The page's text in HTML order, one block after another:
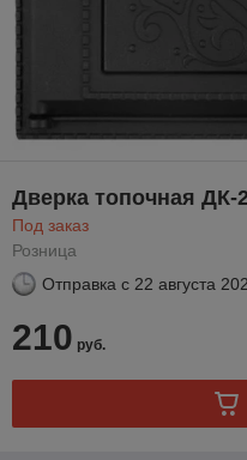
Дверка топочная
Под заказ
Розница
Отправка с 22 августа
210 руб.